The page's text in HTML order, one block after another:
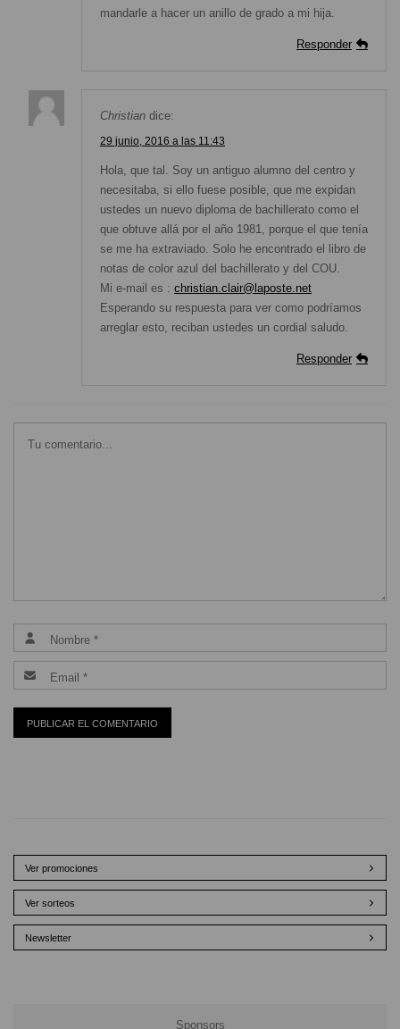
mandarle a hacer un anillo de grado a mi hija.
Responder
Christian dice:
29 junio, 2016 a las 11:43
Hola, que tal. Soy un antiguo alumno del centro y
necesitaba, si ello fuese posible, que me expidan
ustedes un nuevo diploma de bachillerato como el
que obtuve allá por el año 1981, porque el que tenía
se me ha extraviado. Solo he encontrado el libro de
notas de color azul del bachillerato y del COU.
Mi e-mail es : christian.clair@laposte.net
Esperando su respuesta para ver como podríamos
arreglar esto, reciban ustedes un cordial saludo.
Responder
Ver promociones
Ver sorteos
Newsletter